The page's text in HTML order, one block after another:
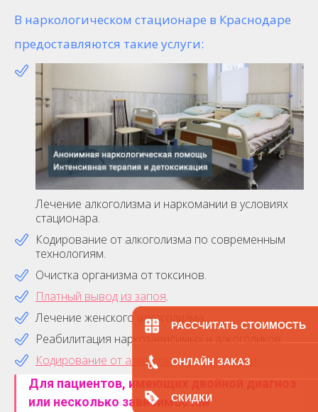
РАССЧИТАТЬ СТОИМОСТЬ
ОНЛАЙН ЗАКАЗ
СКИДКИ
В наркологическом стационаре в Краснодаре
предоставляются такие услуги:
Лечение алкоголизма и наркомании в условиях
стационара.
Кодирование от алкоголизма по современным
технологиям.
Очистка организма от токсинов.
Платный вывод из запоя.
Лечение женского алкоголизма.
Реабилитация наркозависимых и алкоголиков.
Кодирование от алкоголизма с гарантией
Для пациентов, имеющих двойной диагноз
или несколько зависимостей